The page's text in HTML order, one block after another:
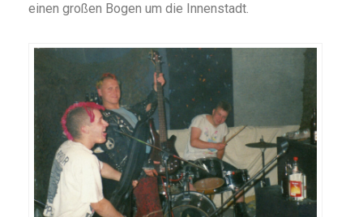
einen großen Bogen um die Innenstadt.